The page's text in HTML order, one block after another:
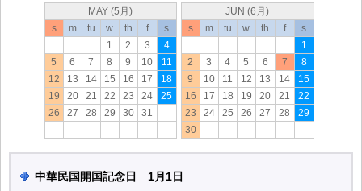
MAY (5月)
s
m tu w th f
s
1
2 3
4
5
6 7 8 9 10
11
12
13 14 15 16 17
18
19
20 21 22 23 24
25
26
27 28 29 30 31
JUN (6月)
s
m tu w th f
s
1
2
3 4 5 6 7
8
9
10 11 12 13 14
15
16
17 18 19 20 21
22
23
24 25 26 27 28
29
30
中華民国開国記念日 1月1日